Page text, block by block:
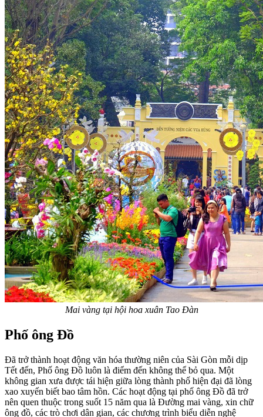
Mai vàng tại hội hoa xuân Tao Đàn
Phố ông Đồ
Đã trở thành hoạt động văn hóa thường niên của Sài Gòn mỗi dịp
Tết đến, Phố ông Đồ luôn là điểm đến không thể bỏ qua. Một
không gian xưa được tái hiện giữa lòng thành phố hiện đại đã lòng
xao xuyến biết bao tâm hồn. Các hoạt động tại phố ông Đồ đã trở
nên quen thuộc trong suốt 15 năm qua là Đường mai vàng, xin chữ
ông đồ, các trò chơi dân gian, các chương trình biểu diễn nghệ